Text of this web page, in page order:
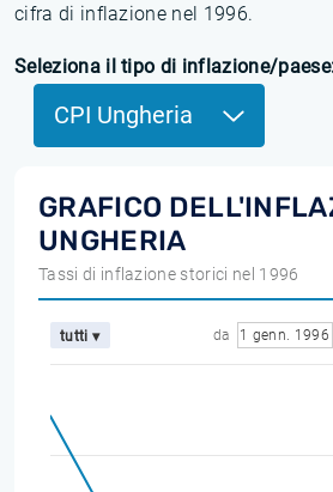
cifra di inflazione nel 1996.
Seleziona il tipo di inflazione/
CPI Ungheria
GRAFICO
UNGHERIA
Tassi di inflazione storici nel 1996
tutti ▾ da 1 genn. 1996